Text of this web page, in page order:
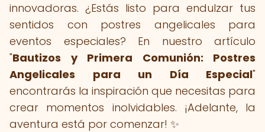
innovadoras. ¿Estás listo para endulzar tus
sentidos con postres angelicales para
eventos especiales? En nuestro artículo
"Bautizos y Primera Comunión: Postres
Angelicales para un Día Especial"
encontrarás la inspiración que necesitas para
crear momentos inolvidables. ¡Adelante, la
aventura está por comenzar! ✨